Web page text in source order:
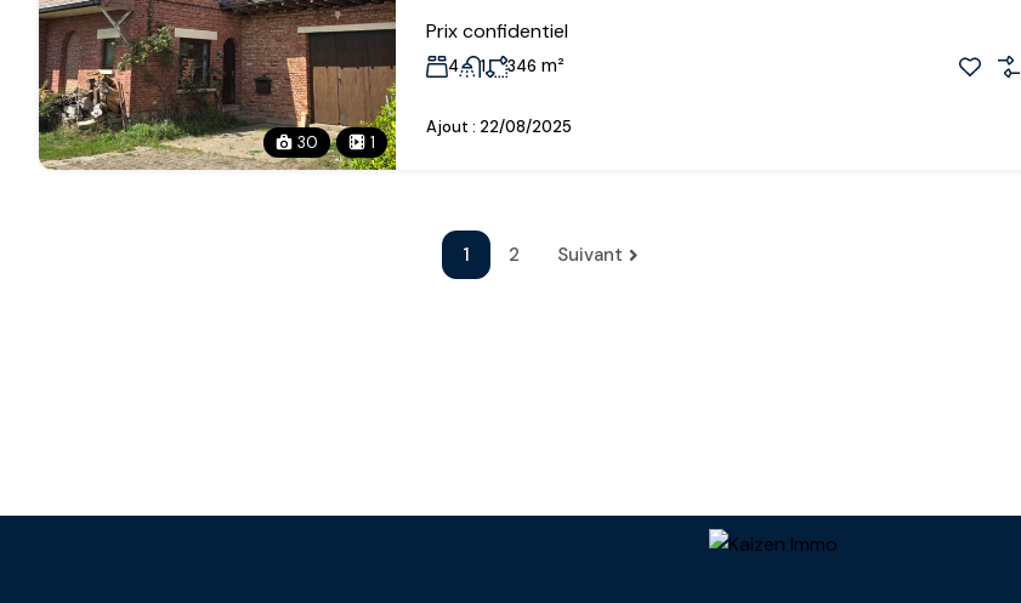
30 1
Prix confidentiel
4 1 346 m²
Ajout : 22/08/2025
1 2 Suivant